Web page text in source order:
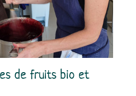
de fruits bio et